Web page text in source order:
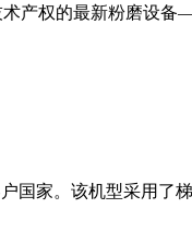
产权的最新粉磨设
家。该机型采用